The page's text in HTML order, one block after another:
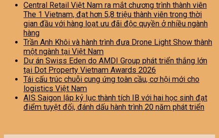
Central Retail Việt Nam ra mắt chương trình thành viên
The 1 Vietnam, đạt hơn 5,8 triệu thành viên trong thời
gian đầu với hàng loạt ưu đãi độc quyền ở nhiều ngành
hàng
Trần Anh Khôi và hành trình đưa Drone Light Show thành
một ngành tại Việt Nam
Dự án Swiss Eden do AMDI Group phát triển thắng lớn
tại Dot Property Vietnam Awards 2026
Tái cấu trúc chuỗi cung ứng toàn cầu, cơ hội mới cho
logistics Việt Nam
AIS Saigon lập kỷ lục thành tích IB với hai học sinh đạt
điểm tuyệt đối, đánh dấu hành trình 20 năm phát triển